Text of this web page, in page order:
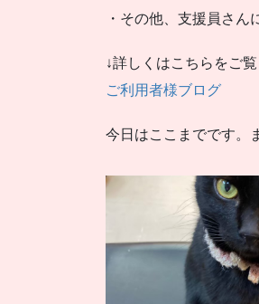
・その他、支援員さ
↓詳しくはこちらをご覧
ご利用者様ブログ
今日はここまでです。